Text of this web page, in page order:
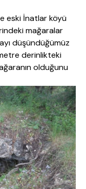
eski İnatlar köyü
mağaralar
düşündüğümüz
derinlikteki
olduğunu